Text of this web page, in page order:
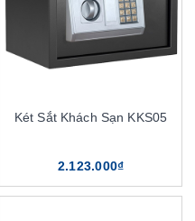
Két Sắt Khách Sạn KKS05
2.123.000₫